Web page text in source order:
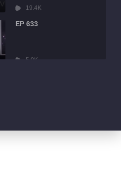
19.4K
EP 633
5.0K